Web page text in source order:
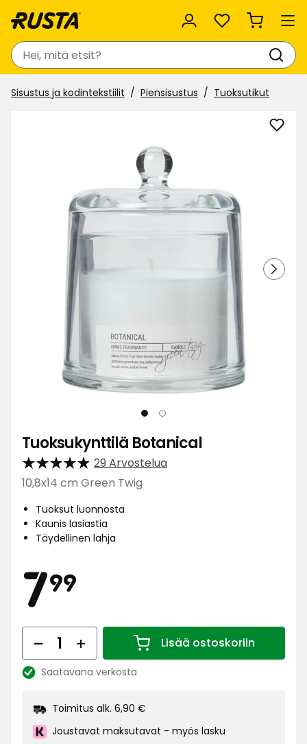
Suosikit
Haku
Sisustus ja kodintekstiilit Piensisustus Tuoksutikut
Lisää
Tuoksukynttilä Botanical
29 Arvostelua
10,8x14 cm Green Twig
Tuoksut luonnosta
Kaunis lasiastia
Täydellinen lahja
Hinta
799
€
Määrä Lisää ostoskoriin
Määrä 1
KatsoSaatavana verkosta
Toimitus alk. 6,90 €
Joustavat maksutavat - myös lasku